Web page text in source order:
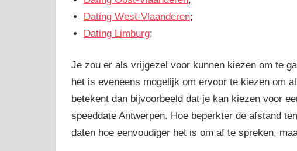
Dating West-Vlaanderen;
Dating Limburg;
Je zou er als vrijgezel voor kunnen kiezen om te
het is eveneens mogelijk om ervoor te kiezen om
betekent dan bijvoorbeeld dat je kan kiezen voor
speeddate Antwerpen. Hoe beperkter de afstand
daten hoe eenvoudiger het is om af te spreken,